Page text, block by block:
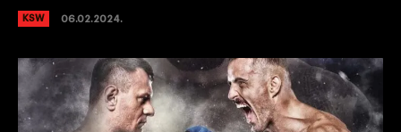
KSW 06.02.2024.